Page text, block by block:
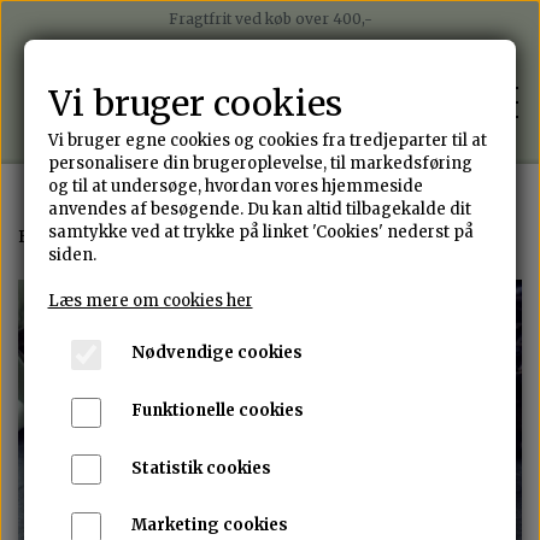
Fragtfrit ved køb over 400,-
Betal nemt med mobilepay
Sender på alle hverdage med Postnord
WEBSHOP
ALLE SMYKKER
ØRERINGE
ARMBÅND
PORTEFOLIO
OM ANNJEN DESIGN
DESIGN DIT EGET SMYKKE
Forside Hårspænder Sølv hårspænde
Vi bruger cookies
Vi bruger egne cookies og cookies fra tredjeparter til at
personalisere din brugeroplevelse, til markedsføring
og til at undersøge, hvordan vores hjemmeside
anvendes af besøgende. Du kan altid tilbagekalde dit
samtykke ved at trykke på linket 'Cookies' nederst på
siden.
Læs mere om cookies her
Nødvendige cookies
Funktionelle cookies
Statistik cookies
Marketing cookies